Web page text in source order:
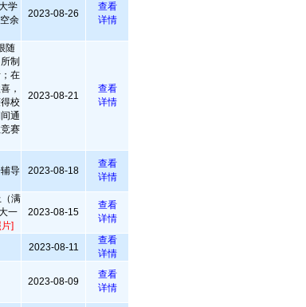
学
余
2023-08-26
查看
详情
随
制
在
，
校
通
赛
2023-08-21
查看
详情
导 2023-08-18
查看
详情
满
一
]
2023-08-15
查看
详情
2023-08-11
查看
详情
2023-08-09
查看
详情